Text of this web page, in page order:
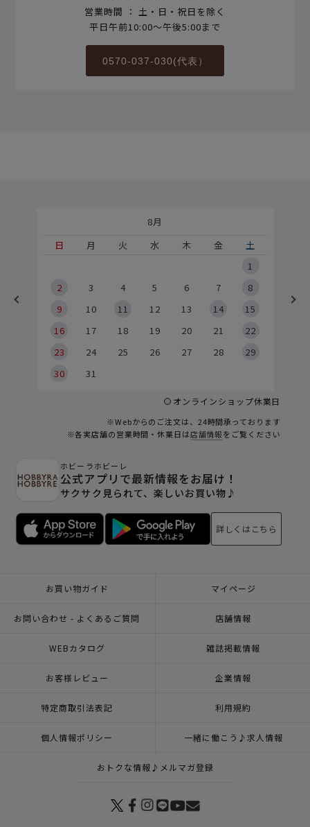
営業時間 ： 土・日・祝日を除く
平日午前10:00～午後5:00まで
0570-037-030(代表）
8月
日
月 火 水 木 金
土
1
2
3 4 5 6 7
8
9
10 11 12 13 14
15
16
17 18 19 20 21
22
23
24 25 26 27 28
29
30
31
オンラインショップ休業日
※Webからのご注文は、24時間承っております
※各実店舗の営業時間・休業日は店舗情報をご覧ください
ホビーラホビーレ
公式アプリで最新情報をお届け！
サクサク見られて、楽しいお買い物♪
詳しくはこちら
お買い物ガイド マイページ
お問い合わせ - よくあるご質問 店舗情報
WEBカタログ 雑誌掲載情報
お客様レビュー 企業情報
特定商取引法表記 利用規約
個人情報ポリシー 一緒に働こう♪求人情報
おトクな情報♪メルマガ登録